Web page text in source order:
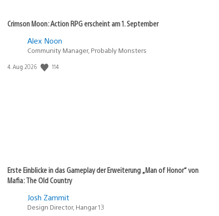
Crimson Moon: Action RPG erscheint am 1. September
Alex Noon
Community Manager, Probably Monsters
Veröffentlichungsdatum:
4. Aug 2026 114
Erste Einblicke in das Gameplay der Erweiterung „Man of Honor“ von
Mafia: The Old Country
Josh Zammit
Design Director, Hangar 13